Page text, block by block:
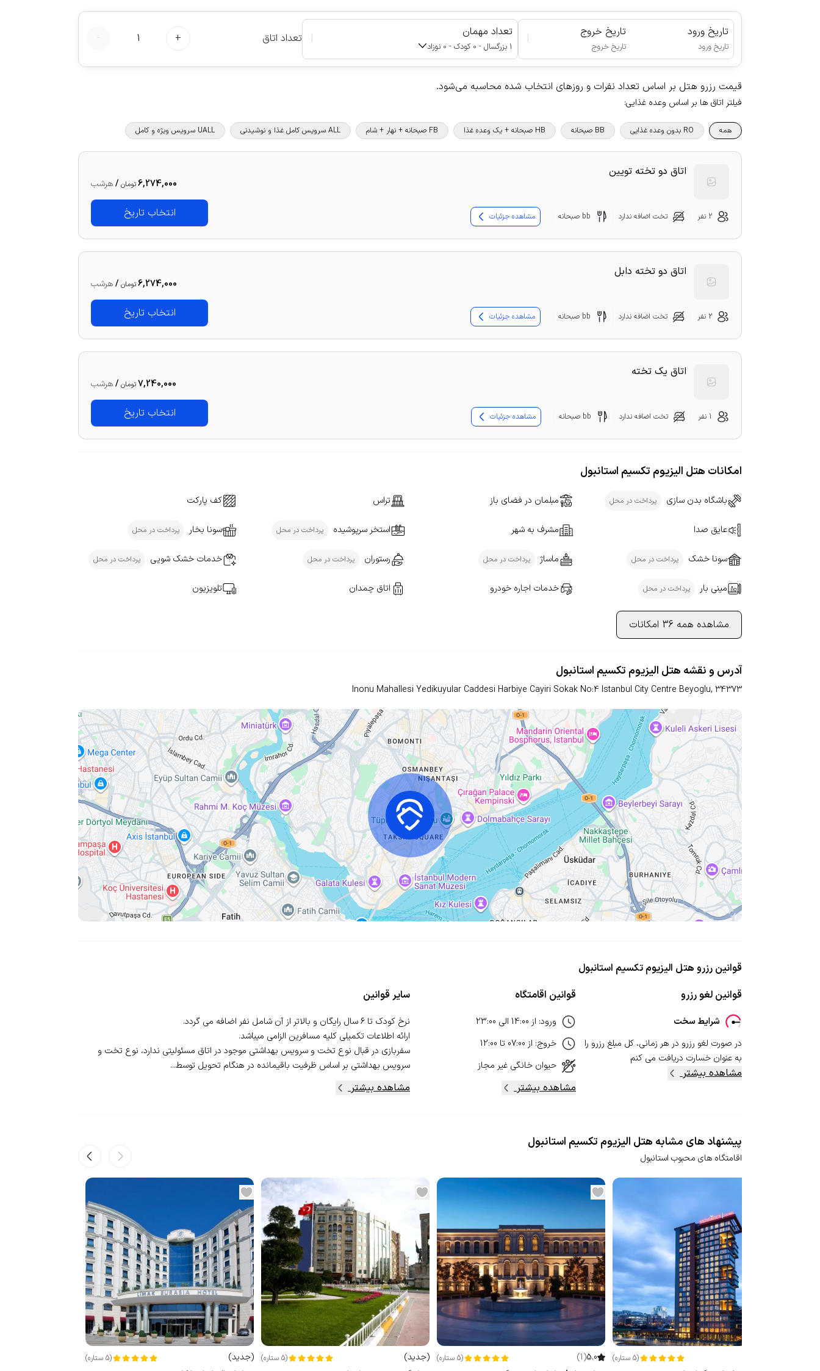
تاریخ ورود
تاریخ ورود
تاریخ خروج
تاریخ خروج
| تعداد مهمان
1 بزرگسال - 0 کودک - 0 نوزاد
| تعداد اتاق +
1
-
قیمت رزرو هتل بر اساس تعداد نفرات و روزهای انتخاب شده محاسبه می‌شود.
فیلتر اتاق ها بر اساس وعده غذایی:
همه RO بدون وعده غذایی BB صبحانه HB صبحانه + یک وعده غذا FB صبحانه + نهار + شام ALL سرویس کامل غذا و نوشیدنی UALL سرویس ویژه و کامل
اتاق دو تخته تویین
6,274,000تومان /هرشب
انتخاب تاریخ 2 نفر تخت اضافه ندارد bb صبحانه مشاهده جزئیات
اتاق دو تخته دابل
6,274,000تومان /هرشب
انتخاب تاریخ 2 نفر تخت اضافه ندارد bb صبحانه مشاهده جزئیات
اتاق یک تخته
7,240,000تومان /هرشب
انتخاب تاریخ 1 نفر تخت اضافه ندارد bb صبحانه مشاهده جزئیات
امکانات هتل الیزیوم تکسیم استانبول
باشگاه بدن سازی پرداخت در محل مبلمان در فضای باز تراس کف پارکت
عایق صدا مشرف به شهر استخر سرپوشیده پرداخت در محل سونا بخار پرداخت در محل
سونا خشک پرداخت در محل ماساژ پرداخت در محل رستوران پرداخت در محل خدمات خشک شویی پرداخت در محل
مینی بار پرداخت در محل خدمات اجاره خودرو اتاق چمدان تلویزیون
مشاهده همه 36 امکانات
آدرس و نقشه هتل الیزیوم تکسیم استانبول
Inonu Mahallesi Yedikuyular Caddesi Harbiye Cayiri Sokak No:4 Istanbul City Centre Beyoglu, 34373
قوانین رزرو هتل الیزیوم تکسیم استانبول
قوانین لغو رزرو
شرایط سخت
در صورت لغو رزرو در هر زمانی، کل مبلغ رزرو را
به عنوان خسارت دریافت می کنم
مشاهده بیشتر
قوانین اقامتگاه
ورود: از 14:00 الی 23:00
خروج: از 07:00 تا 12:00
حیوان خانگی غیر مجاز
مشاهده بیشتر
سایر قوانین
سفربازی در قبال نوع تخت و سرویس بهداشتی موجود در اتاق مسئولیتی ندارد، نوع تخت و
سرویس بهداشتی بر اساس ظرفیت باقیمانده در هنگام تحویل توسط...
مشاهده بیشتر
پیشنهاد های مشابه هتل الیزیوم تکسیم استانبول
اقامتگاه های محبوب استانبول
(
5 ستاره)
5.0
(
1
)
(
5 ستاره)
(جدید)
(
5 ستاره)
(جدید)
(
5 ستاره)